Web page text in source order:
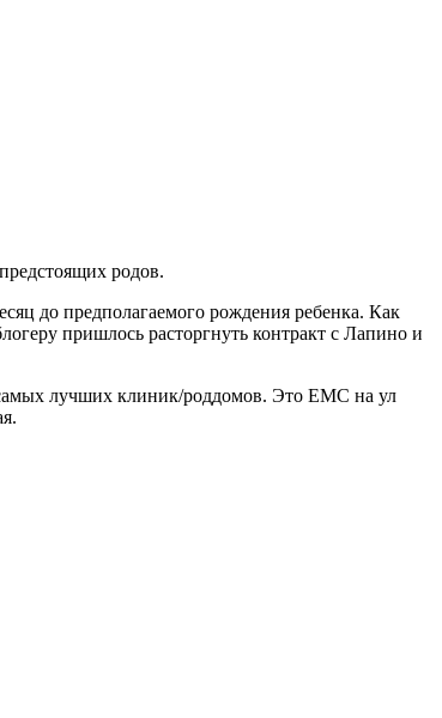
родов.
до предполагаемого рождения ребенка. Как
пришлось расторгнуть контракт с Лапино и
лучших клиник/роддомов. Это EMC на ул